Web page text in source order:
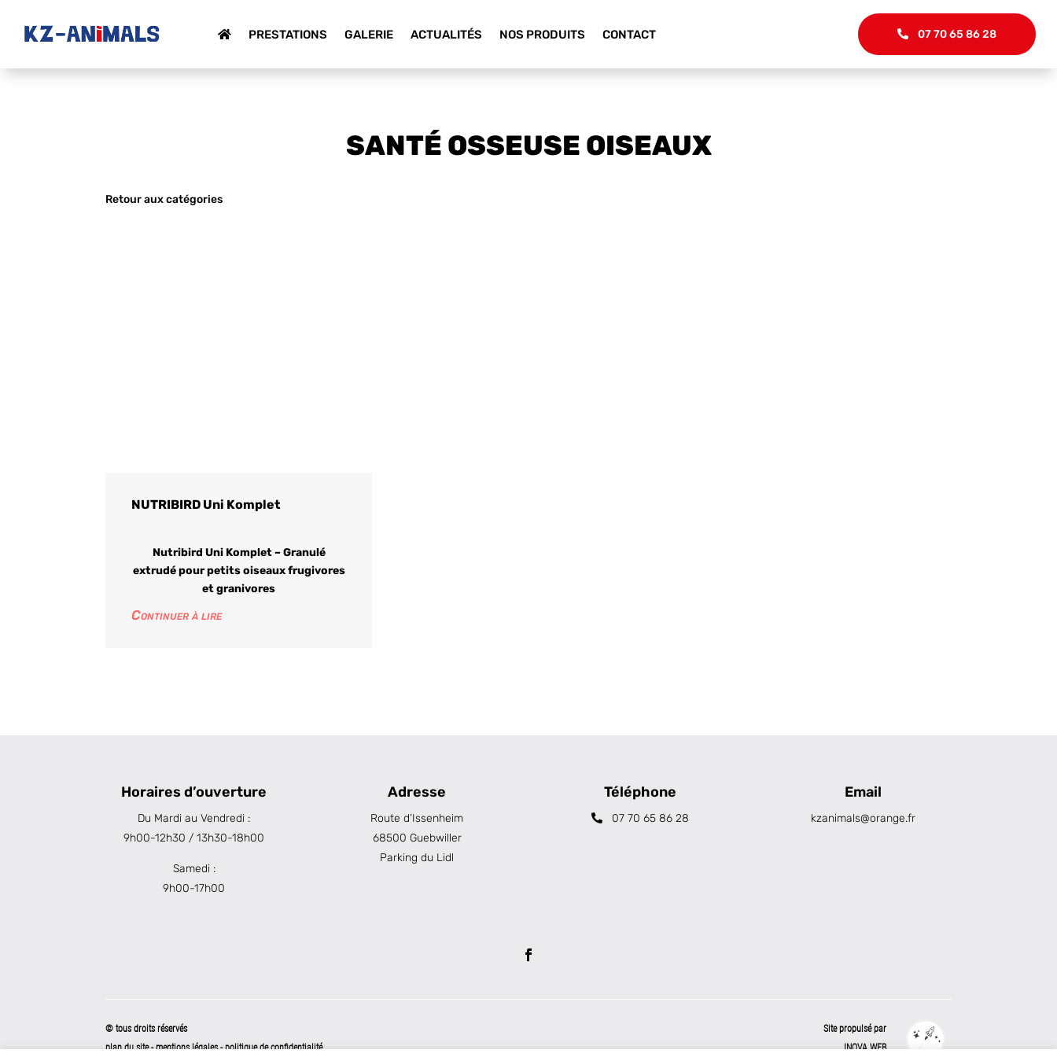
PRESTATIONS GALERIE ACTUALITÉS NOS PRODUITS CONTACT 07 70 65 86 28
SANTÉ OSSEUSE OISEAUX
Retour aux catégories
NUTRIBIRD Uni Komplet
Nutribird Uni Komplet – Granulé
extrudé pour petits oiseaux frugivores
et granivores
Continuer à lire
Horaires d’ouverture
Du Mardi au Vendredi :
9h00-12h30 / 13h30-18h00
Samedi :
9h00-17h00
Adresse
Route d’Issenheim
68500 Guebwiller
Parking du Lidl
Téléphone
07 70 65 86 28
Email
kzanimals@orange.fr
© tous droits réservés
plan du site-mentions légales-politique de confidentialité
Site propulsé par
INOVA WEB